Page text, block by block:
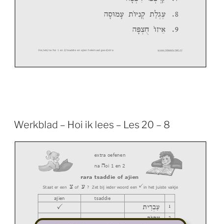
m r e /7
vxUng ,«uHb e
,kdg /8
vP m ,j
«uzht /9
Hoi/wb/na voi 1 en 2/tsaddie en ajien helemaal goed/xtra
Werkblad – Hoi ik lees – Les 20 – 8
extra oefenen
na voi 1 en 2
rara tsaddie of ajien
Staat er een mof g ? Zet bij ieder woord een in het juiste vakje
ajien tsaddie
 ,h r cg 1
r«uP m 2